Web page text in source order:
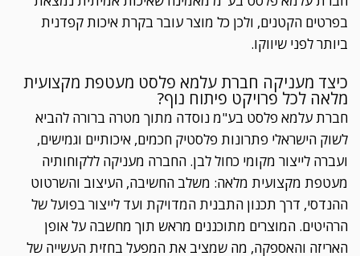
בפרטים הקטנים, ולכן כל מוצר עובר בקרת איכות קפדנית
ביותר לפני שיווקו.
כיצד מעניקה חברת עלמא פלסט מעטפת מקצועית
מלאה לכל פרויקט פיתוח נוף?
חברת עלמא פלסט בע"מ נוסדה מתוך מטרה ברורה להביא
לשוק הישראלי פתרונות פלסטיק חכמים, איכותיים וגמישים,
ועברה לייצור מקומי כחול לבן. החברה מעניקה ללקוחותיה
מעטפת מקצועית מלאה: משלב החשיבה, העיצוב והשרטוט
ההנדסי, דרך תכנון התבנית המדויקת ועד לייצור בפועל של
הרהיטים. המוצרים מתוכננים מראש תוך מחשבה על אופן
האריזה והאספקה, מה שמציב את המפעל בחזית העשייה של